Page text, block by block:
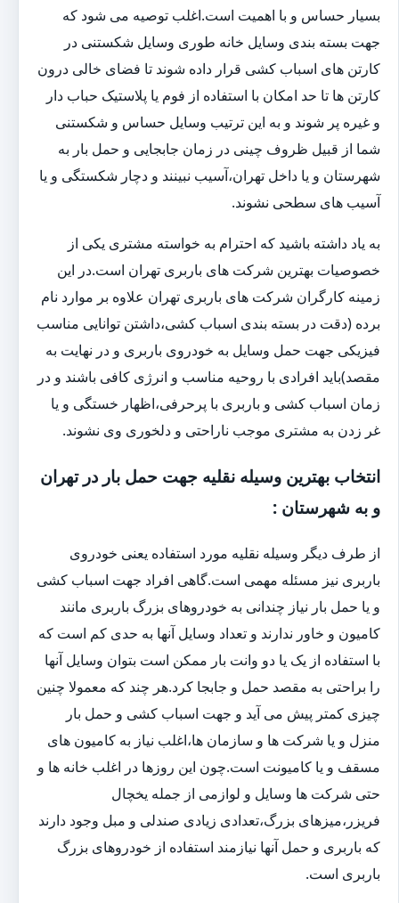
بسیار حساس و با اهمیت است.اغلب توصیه می شود که
جهت بسته بندی وسایل خانه طوری وسایل شکستنی در
کارتن های اسباب کشی قرار داده شوند تا فضای خالی درون
کارتن ها تا حد امکان با استفاده از فوم یا پلاستیک حباب دار
و غیره پر شوند و به این ترتیب وسایل حساس و شکستنی
شما از قبیل ظروف چینی در زمان جابجایی و حمل بار به
شهرستان و یا داخل تهران،آسیب نبینند و دچار شکستگی و یا
آسیب های سطحی نشوند.
به یاد داشته باشید که احترام به خواسته مشتری یکی از
خصوصیات بهترین شرکت های باربری تهران است.در این
زمینه کارگران شرکت های باربری تهران علاوه بر موارد نام
برده (دقت در بسته بندی اسباب کشی،داشتن توانایی مناسب
فیزیکی جهت حمل وسایل به خودروی باربری و در نهایت به
مقصد)باید افرادی با روحیه مناسب و انرژی کافی باشند و در
زمان اسباب کشی و باربری با پرحرفی،اظهار خستگی و یا
غر زدن به مشتری موجب ناراحتی و دلخوری وی نشوند.
انتخاب بهترین وسیله نقلیه جهت حمل بار در تهران
و به شهرستان :
از طرف دیگر وسیله نقلیه مورد استفاده یعنی خودروی
باربری نیز مسئله مهمی است.گاهی افراد جهت اسباب کشی
و یا حمل بار نیاز چندانی به خودروهای بزرگ باربری مانند
کامیون و خاور ندارند و تعداد وسایل آنها به حدی کم است که
با استفاده از یک یا دو وانت بار ممکن است بتوان وسایل آنها
را براحتی به مقصد حمل و جابجا کرد.هر چند که معمولا چنین
چیزی کمتر پیش می آید و جهت اسباب کشی و حمل بار
منزل و یا شرکت ها و سازمان ها،اغلب نیاز به کامیون های
مسقف و یا کامیونت است.چون این روزها در اغلب خانه ها و
حتی شرکت ها وسایل و لوازمی از جمله یخچال
فریزر،میزهای بزرگ،تعدادی زیادی صندلی و مبل وجود دارند
که باربری و حمل آنها نیازمند استفاده از خودروهای بزرگ
باربری است.